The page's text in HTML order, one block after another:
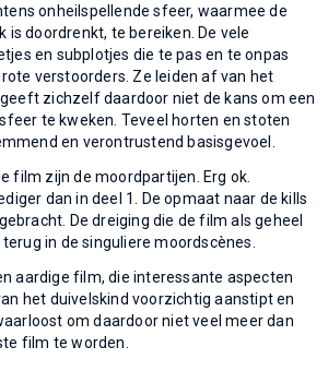
onheilspellende sfeer, waarmee de
is doordrenkt, te bereiken. De vele
en subplotjes die te pas en te onpas
verstoorders. Ze leiden af van het
zichzelf daardoor niet de kans om een
te kweken. Teveel horten en stoten
en verontrustend basisgevoel.
film zijn de moordpartijen. Erg ok.
dan in deel 1. De opmaat naar de kills
De dreiging die de film als geheel
in de singuliere moordscènes.
aardige film, die interessante aspecten
het duivelskind voorzichtig aanstipt en
om daardoor niet veel meer dan
film te worden.